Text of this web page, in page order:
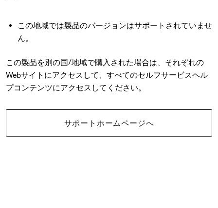
この地域では製品のバージョンはサポートされていませ
ん。
この製品を別の国/地域で購入された場合は、それぞれの
Webサイトにアクセスして、すべてのセルフサービスヘル
プコンテンツにアクセスしてください。
サポートホームページへ